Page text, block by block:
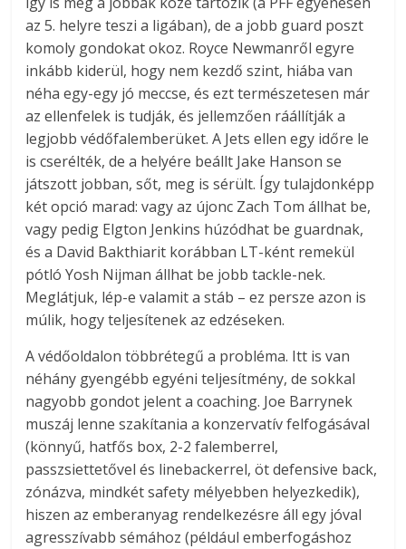
az 5. helyre teszi a ligában), de a jobb guard poszt
komoly gondokat okoz. Royce Newmanről egyre
inkább kiderül, hogy nem kezdő szint, hiába van
néha egy-egy jó meccse, és ezt természetesen már
az ellenfelek is tudják, és jellemzően ráállítják a
legjobb védőfalemberüket. A Jets ellen egy időre le
is cserélték, de a helyére beállt Jake Hanson se
játszott jobban, sőt, meg is sérült. Így tulajdonképp
két opció marad: vagy az újonc Zach Tom állhat be,
vagy pedig Elgton Jenkins húzódhat be guardnak,
és a David Bakthiarit korábban LT-ként remekül
pótló Yosh Nijman állhat be jobb tackle-nek.
Meglátjuk, lép-e valamit a stáb – ez persze azon is
múlik, hogy teljesítenek az edzéseken.
A védőoldalon többrétegű a probléma. Itt is van
néhány gyengébb egyéni teljesítmény, de sokkal
nagyobb gondot jelent a coaching. Joe Barrynek
muszáj lenne szakítania a konzervatív felfogásával
(könnyű, hatfős box, 2-2 falemberrel,
passzsiettetővel és linebackerrel, öt defensive back,
zónázva, mindkét safety mélyebben helyezkedik),
hiszen az emberanyag rendelkezésre áll egy jóval
agresszívabb sémához (például emberfogáshoz